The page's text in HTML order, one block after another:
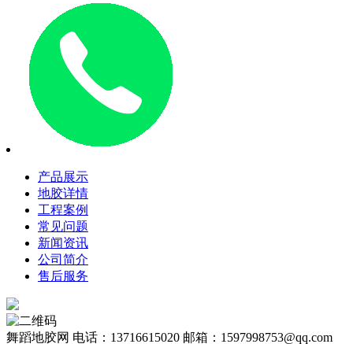
产品展示
地胶详情
工程案例
常见问题
新闻资讯
公司简介
售后服务
舞蹈地胶网 电话：13716615020 邮箱：1597998753@qq.com